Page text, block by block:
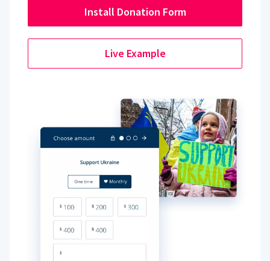
Install Donation Form
Live Example